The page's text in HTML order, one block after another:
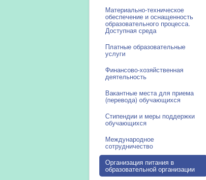
Материально-техническое
обеспечение и оснащенность
образовательного процесса.
Доступная среда
Платные образовательные
услуги
Финансово-хозяйственная
деятельность
Вакантные места для приема
(перевода) обучающихся
Стипендии и меры поддержки
обучающихся
Международное
сотрудничество
Организация питания в
образовательной организации